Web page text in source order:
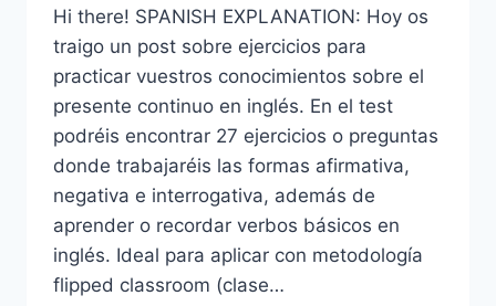
Hi there! SPANISH EXPLANATION: Hoy os
traigo un post sobre ejercicios para
practicar vuestros conocimientos sobre el
presente continuo en inglés. En el test
podréis encontrar 27 ejercicios o preguntas
donde trabajaréis las formas afirmativa,
negativa e interrogativa, además de
aprender o recordar verbos básicos en
inglés. Ideal para aplicar con metodología
flipped classroom (clase…